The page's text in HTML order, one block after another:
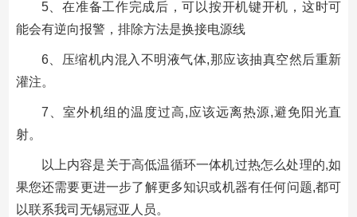
5、在准备工作完成后，可以按开机键开机，这时可
能会有逆向报警，排除方法是换接电源线
6、压缩机内混入不明液气体,那应该抽真空然后重新
灌注。
7、室外机组的温度过高,应该远离热源,避免阳光直
射。
以上内容是关于高低温循环一体机过热怎么处理的,如
果您还需要更进一步了解更多知识或机器有任何问题,都可
以联系我司无锡冠亚人员。